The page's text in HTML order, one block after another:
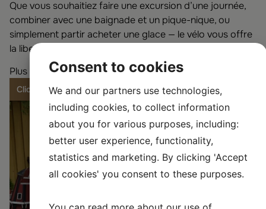
Que vous souhaitiez faire une excursion d’une journée,
combiner avec une baignade et un pique-nique, ou
simplement partir acheter une glace — le vélo vous offre
la liberté de découvrir Öregrund à votre rythme.
Plus d’informations via le lien ci-dessous.
Cliquez ici pour plus d’informations
Consent to cookies
We and our partners use technologies,
including cookies, to collect information
about you for various purposes, including:
better user experience, functionality,
statistics and marketing. By clicking 'Accept
all cookies' you consent to these purposes.